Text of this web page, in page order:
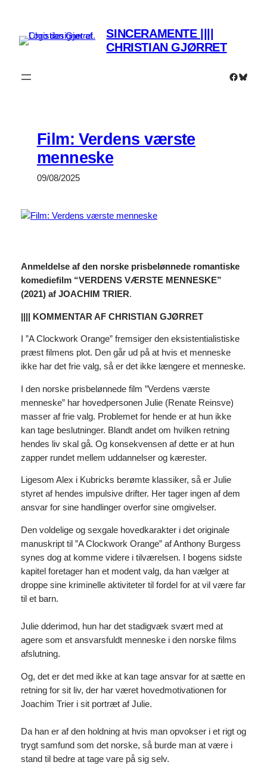
indhold
SINCERAMENTE ||||
CHRISTIAN GJØRRET
Film: Verdens værste
menneske
09/08/2025
Anmeldelse af den norske prisbelønnede romantiske
komediefilm “VERDENS VÆRSTE MENNESKE”
(2021) af JOACHIM TRIER.
|||| KOMMENTAR AF CHRISTIAN GJØRRET
I ”A Clockwork Orange” fremsiger den eksistentialistiske
præst filmens plot. Den går ud på at hvis et menneske
ikke har det frie valg, så er det ikke længere et menneske.
I den norske prisbelønnede film ”Verdens værste
menneske” har hovedpersonen Julie (Renate Reinsve)
masser af frie valg. Problemet for hende er at hun ikke
kan tage beslutninger. Blandt andet om hvilken retning
hendes liv skal gå. Og konsekvensen af dette er at hun
zapper rundet mellem uddannelser og kærester.
Ligesom Alex i Kubricks berømte klassiker, så er Julie
styret af hendes impulsive drifter. Her tager ingen af dem
ansvar for sine handlinger overfor sine omgivelser.
Den voldelige og sexgale hovedkarakter i det originale
manuskript til ”A Clockwork Orange” af Anthony Burgess
synes dog at komme videre i tilværelsen. I bogens sidste
kapitel foretager han et modent valg, da han vælger at
droppe sine kriminelle aktiviteter til fordel for at vil være far
til et barn.
Julie dderimod, hun har det stadigvæk svært med at
agere som et ansvarsfuldt menneske i den norske films
afslutning.
Og, det er det med ikke at kan tage ansvar for at sætte en
retning for sit liv, der har været hovedmotivationen for
Joachim Trier i sit portræt af Julie.
Da han er af den holdning at hvis man opvokser i et rigt og
trygt samfund som det norske, så burde man at være i
stand til bedre at tage vare på sig selv.